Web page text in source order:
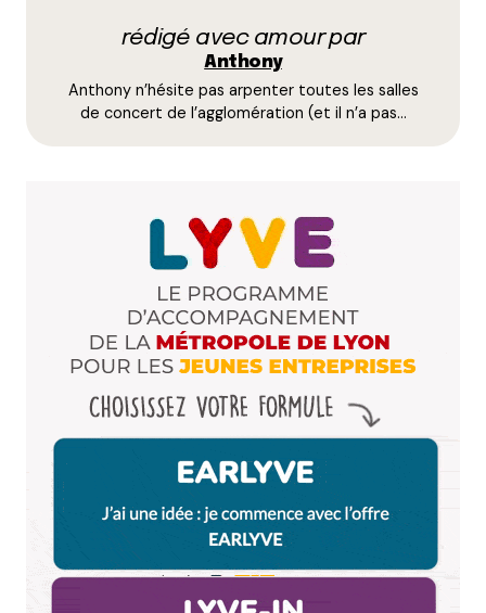
E-mail *
Enregistrer mon nom, mon e-mail et mon site dans le
navigateur pour mon prochain commentaire.
rédigé avec amour par
Anthony
Anthony n’hésite pas arpenter toutes les salles
de concert de l’agglomération (et il n’a pas…